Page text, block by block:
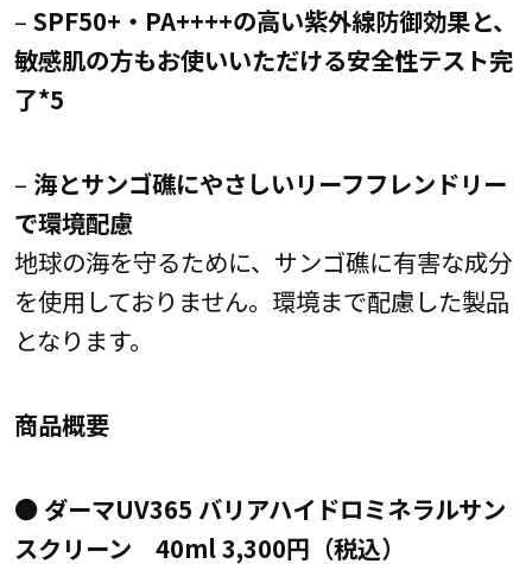
– SPF50+・PA++++の高い紫外線防御効果と、
敏感肌の方もお使いいただける安全性テスト完
了*5
– 海とサンゴ礁にやさしいリーフフレンドリー
で環境配慮
地球の海を守るために、サンゴ礁に有害な成分
を使用しておりません。環境まで配慮した製品
となります。
商品概要
● ダーマUV365 バリアハイドロミネラルサン
スクリーン 40ml 3,300円（税込）